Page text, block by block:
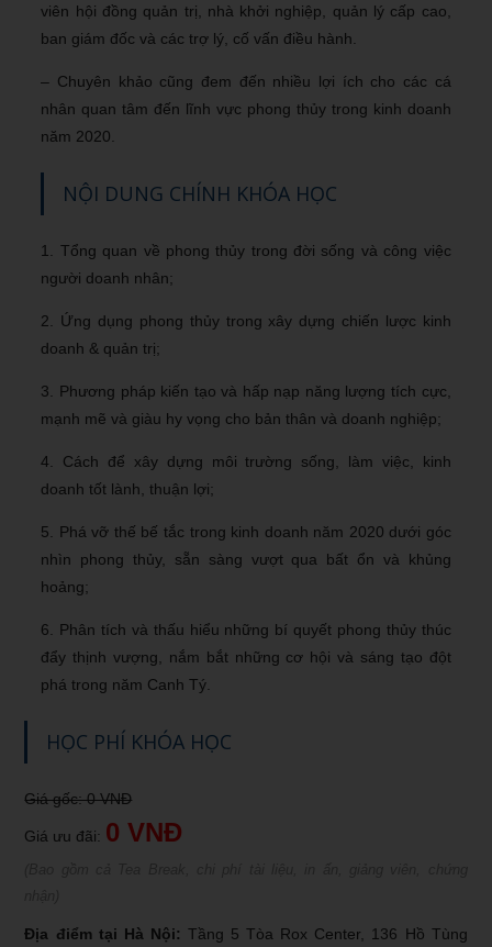
viên hội đồng quản trị, nhà khởi nghiệp, quản lý cấp cao,
ban giám đốc và các trợ lý, cố vấn điều hành.
– Chuyên khảo cũng đem đến nhiều lợi ích cho các cá
nhân quan tâm đến lĩnh vực phong thủy trong kinh doanh
năm 2020.
NỘI DUNG CHÍNH KHÓA HỌC
1. Tổng quan về phong thủy trong đời sống và công việc
người doanh nhân;
2. Ứng dụng phong thủy trong xây dựng chiến lược kinh
doanh & quản trị;
3. Phương pháp kiến tạo và hấp nạp năng lượng tích cực,
mạnh mẽ và giàu hy vọng cho bản thân và doanh nghiệp;
4. Cách để xây dựng môi trường sống, làm việc, kinh
doanh tốt lành, thuận lợi;
5. Phá vỡ thế bế tắc trong kinh doanh năm 2020 dưới góc
nhìn phong thủy, sẵn sàng vượt qua bất ổn và khủng
hoảng;
6. Phân tích và thấu hiểu những bí quyết phong thủy thúc
đẩy thịnh vượng, nắm bắt những cơ hội và sáng tạo đột
phá trong năm Canh Tý.
HỌC PHÍ KHÓA HỌC
Giá gốc: 0 VNĐ
Giá ưu đãi: 0 VNĐ
Địa điểm tại Hà Nội: Tầng 5 Tòa Rox Center, 136 Hồ Tùng